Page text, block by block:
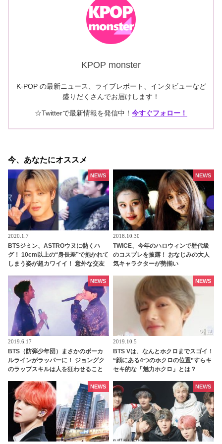
KPOP monster
K-POP の最新ニュース、ライブレポート、インタビューなど
盛りだくさんでお届けします！
☆Twitterで最新情報を発信中！ 今すぐフォロー！
今、あなたにオススメ
2020.1.7
BTSジミン、ASTROウヌに熱くハ
グ！ 10cm以上の“身長差”で抱かれて
しまう姿が超カワイイ！ 意外な交友
NEWS
2018.10.30
TWICE、今年のハロウィンで歴代級
のコスプレを披露！ おなじみの大人
気キャラクターが勢揃い
NEWS
2019.6.17
BTS（防弾少年団）まさかのボーカ
ルラインがラッパーに！ ジョングク
のラップスキルは人を狂わせること
NEWS
2019.10.5
BTS Vは、なんとホクロまでスゴイ！
“顔にある4つのホクロの位置”すらキ
セキ的な「魅力ホクロ」とは？
NEWS
NEWS NEWS